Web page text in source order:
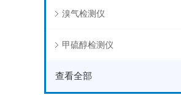
溴气检测仪
甲硫醇检测仪
查看全部